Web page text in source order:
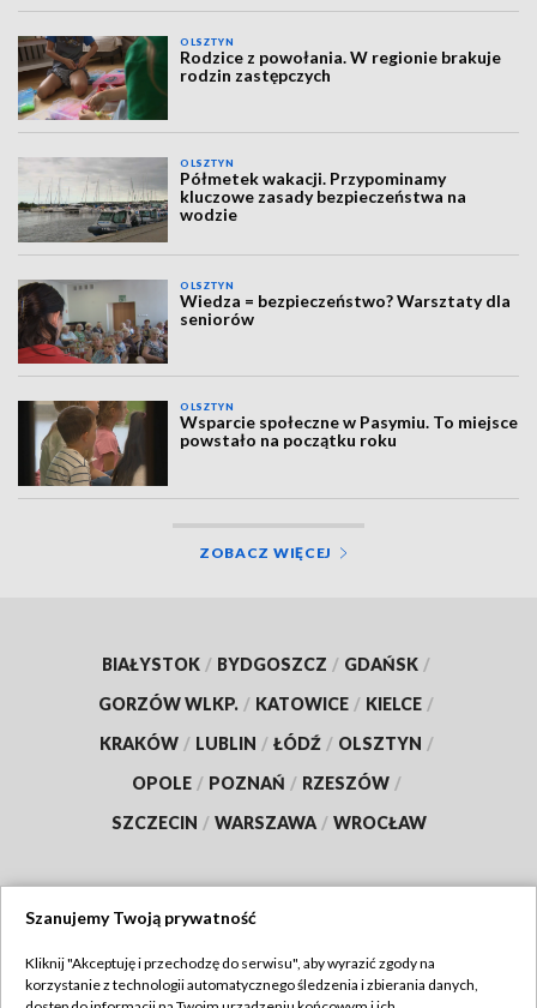
OLSZTYN
Rodzice z powołania. W regionie brakuje
rodzin zastępczych
OLSZTYN
Półmetek wakacji. Przypominamy
kluczowe zasady bezpieczeństwa na
wodzie
OLSZTYN
Wiedza = bezpieczeństwo? Warsztaty dla
seniorów
OLSZTYN
Wsparcie społeczne w Pasymiu. To miejsce
powstało na początku roku
ZOBACZ WIĘCEJ
BIAŁYSTOK / BYDGOSZCZ / GDAŃSK /
GORZÓW WLKP. / KATOWICE / KIELCE /
KRAKÓW / LUBLIN / ŁÓDŹ / OLSZTYN /
OPOLE / POZNAŃ / RZESZÓW /
SZCZECIN / WARSZAWA / WROCŁAW
TVP
Szanujemy Twoją prywatność
Kliknij "Akceptuję i przechodzę do serwisu", aby wyrazić zgody na
korzystanie z technologii automatycznego śledzenia i zbierania danych,